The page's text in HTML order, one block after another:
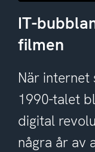
IT-
filmen
När internet
1990-talet
digital
några år av